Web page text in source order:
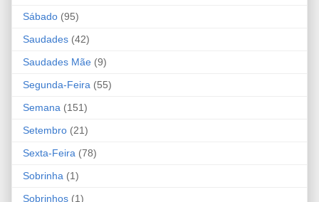
Sábado (95)
Saudades (42)
Saudades Mãe (9)
Segunda-Feira (55)
Semana (151)
Setembro (21)
Sexta-Feira (78)
Sobrinha (1)
Sobrinhos (1)